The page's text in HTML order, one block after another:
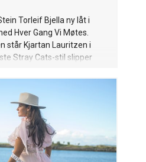
Torleif Bjella ny låt i
Hver Gang Vi Møtes.
står Kjartan Lauritzen i
Stray Cats-stil slipper
Lauritzen har allerede
en moderne klassiker,
Lauritzens humoristiske
vittige tekstunivers. Bjella
grad samme tekst som
har gitt den et musikalsk